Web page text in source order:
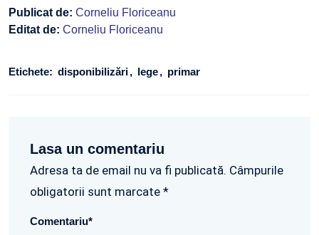
Publicat de: Corneliu Floriceanu
Editat de: Corneliu Floriceanu
Etichete: disponibilizări lege primar
Lasa un comentariu
Adresa ta de email nu va fi publicată. Câmpurile
obligatorii sunt marcate *
Comentariu*